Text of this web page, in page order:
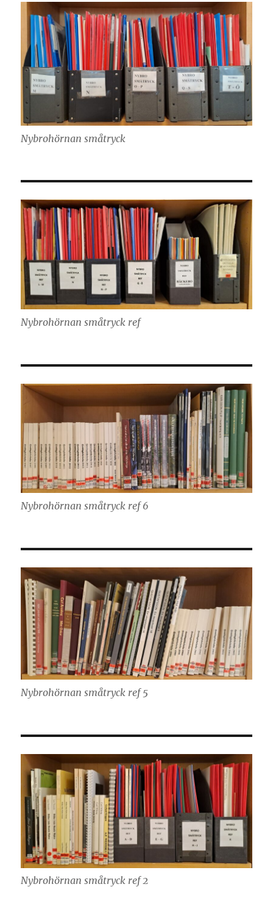
Nybrohörnan småtryck
Nybrohörnan småtryck ref
Nybrohörnan småtryck ref 6
Nybrohörnan småtryck ref 5
Nybrohörnan småtryck ref 2